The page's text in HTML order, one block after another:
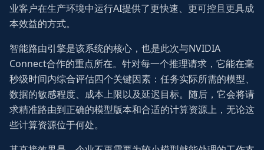
业客户在生产环境中运行AI提供了更快速、更可控且更具成
本效益的方式。
智能路由引擎是该系统的核心，也是此次与NVIDIA
Connect合作的重点所在。针对每一个推理请求，它能在毫
秒级时间内综合评估四个关键因素：任务实际所需的模型、
数据的敏感程度、成本上限以及延迟目标。随后，它会将请
求精准路由到正确的模型版本和合适的计算资源上，无论这
些计算资源位于何处。